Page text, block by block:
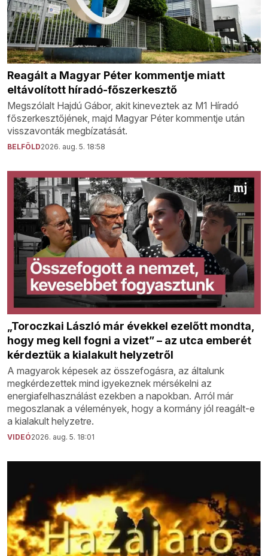
Reagált a Magyar Péter kommentje miatt
eltávolított híradó-főszerkesztő
Megszólalt Hajdú Gábor, akit kineveztek az M1 Híradó
főszerkesztőjének, majd Magyar Péter kommentje után
visszavonták megbízatását.
BELFÖLD2026. aug. 5. 18:58
„Toroczkai László már évekkel ezelőtt mondta,
hogy meg kell fogni a vizet” – az utca emberét
kérdeztük a kialakult helyzetről
A magyarok képesek az összefogásra, az általunk
megkérdezettek mind igyekeznek mérsékelni az
energiafelhasználást ezekben a napokban. Arról már
megoszlanak a vélemények, hogy a kormány jól reagált-e
a kialakult helyzetre.
VIDEÓ2026. aug. 5. 18:01